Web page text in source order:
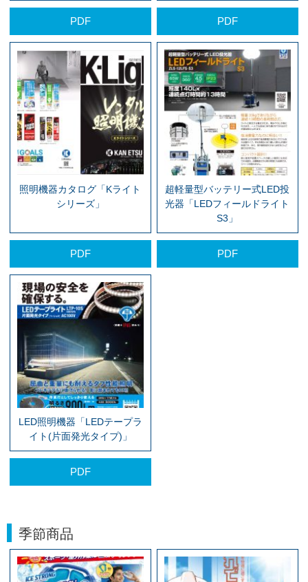
PDF PDF
照明機器カタログ「Kライト
シリーズ」
PDF
超軽量型バッテリー式LED投
光器「LEDフィールドライト
S3」
PDF
LED照明機器「LEDテープラ
イト(片面発光タイプ)」
PDF
季節商品